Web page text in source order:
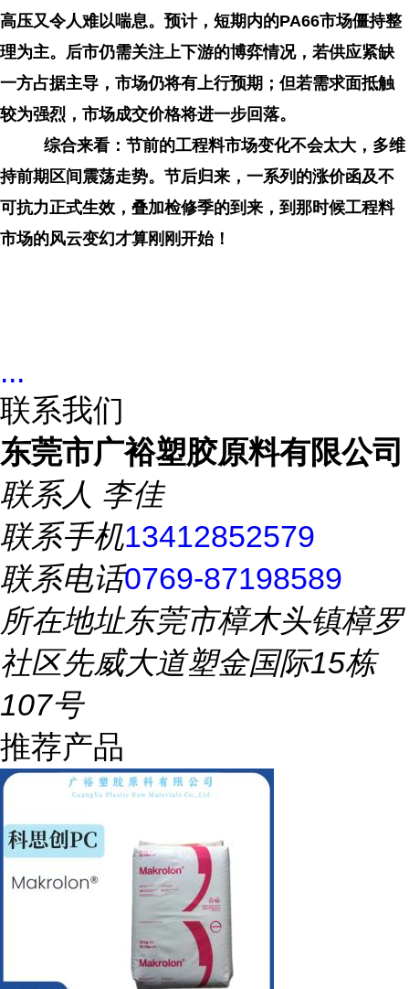
高压又令人难以喘息。预计，短期内的PA66市场僵持整
理为主。后市仍需关注上下游的博弈情况，若供应紧缺
一方占据主导，市场仍将有上行预期；但若需求面抵触
较为强烈，市场成交价格将进一步回落。
综合来看：节前的工程料市场变化不会太大，多维
持前期区间震荡走势。节后归来，一系列的涨价函及不
可抗力正式生效，叠加检修季的到来，到那时候工程料
市场的风云变幻才算刚刚开始！
...
联系我们
东莞市广裕塑胶原料有限公司
联系人 李佳
联系手机13412852579
联系电话0769-87198589
所在地址东莞市樟木头镇樟罗
社区先威大道塑金国际15栋
107号
推荐产品